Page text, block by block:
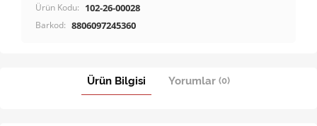
Ürün Kodu: 102-26-00028
Barkod: 8806097245360
Ürün Bilgisi Yorumlar (0)